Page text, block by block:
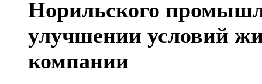
Норильского
улучшении условий
компании